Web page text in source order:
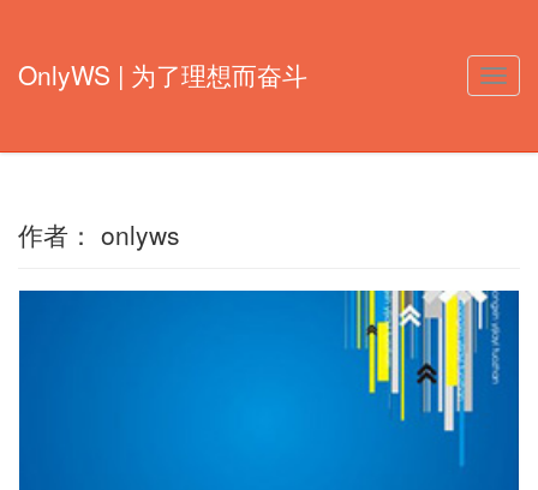
Toggle
OnlyWS | 为了理想而奋斗
作者： onlyws